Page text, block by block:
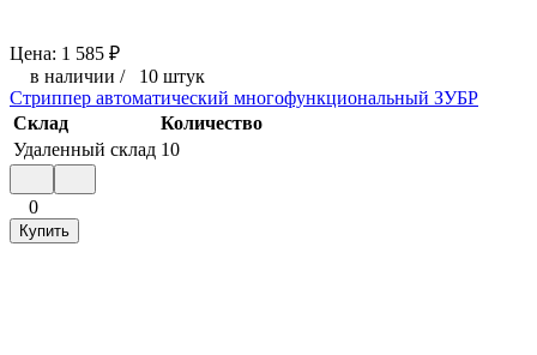
Цена: 1 585 ₽
в наличии / 10 штук
Стриппер автоматический многофункциональный ЗУБР
Склад
Количество
Удаленный склад 10
0
Купить